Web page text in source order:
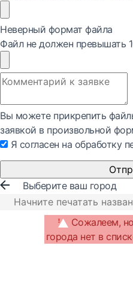
Неверный формат файла
Файл не должен превышать
Вы можете прикрепить
заявкой в произвольной
Я согласен на обработку
Выберите ваш город
Сожалеем,
города нет в